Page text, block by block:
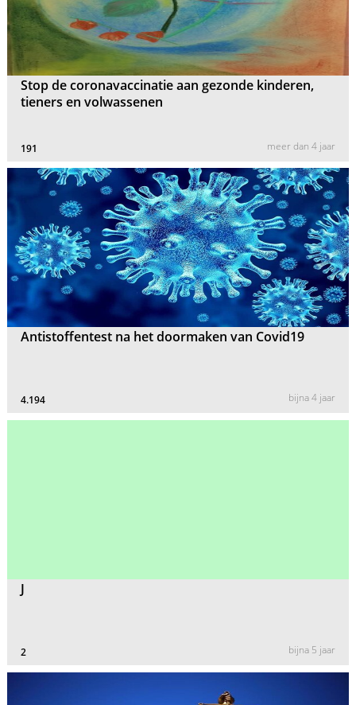
Stop de coronavaccinatie aan gezonde kinderen,
tieners en volwassenen
191 meer dan 4 jaar
Antistoffentest na het doormaken van Covid19
4.194 bijna 4 jaar
J
2 bijna 5 jaar